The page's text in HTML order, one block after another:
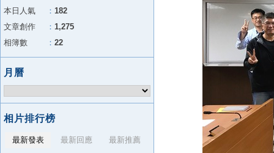
本日人氣
： 182
文章創作
： 1,275
相簿數
： 22
月曆
相片排行榜
最新發表 最新回應
最新推薦